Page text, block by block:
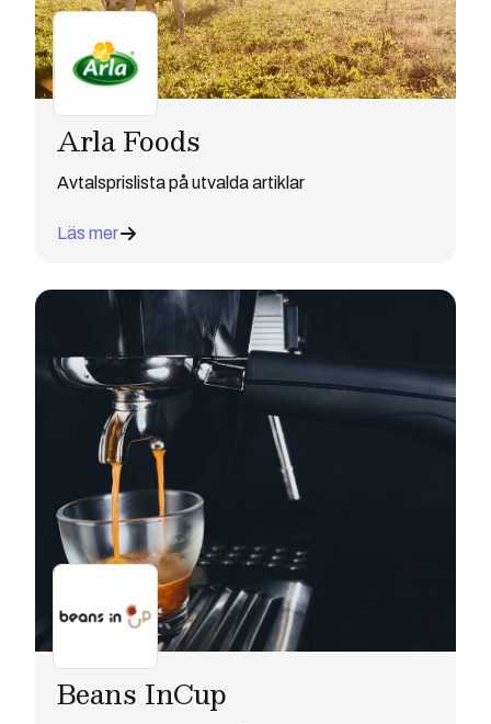
Arla Foods
Avtalsprislista på utvalda artiklar
Läs mer
Beans InCup